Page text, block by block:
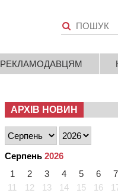
РЕКЛАМОДАВЦЯМ
АРХІВ НОВИН
Серпень 2026
1
2 3 4 5 6 7
11
12 13 14 15 16